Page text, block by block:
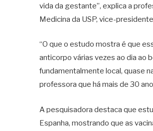
vida da gestante”, explica a
Medicina da USP, vice-
“O que o estudo mostra é que
anticorpo várias vezes ao dia ao
fundamentalmente local, quase
professora que há mais de 30
A pesquisadora destaca que
Espanha, mostrando que as